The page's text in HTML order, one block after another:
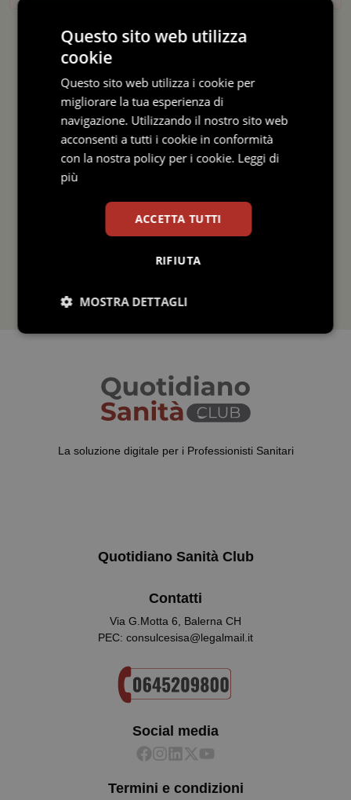
La soluzione digitale per i Professionisti Sanitari
Quotidiano Sanità Club
Contatti
Via G.Motta 6, Balerna CH
PEC: consulcesisa@legalmail.it
Social media
Termini e condizioni
Questo sito web utilizza
cookie
Questo sito web utilizza i cookie per
migliorare la tua esperienza di
navigazione. Utilizzando il nostro sito web
acconsenti a tutti i cookie in conformità
con la nostra policy per i cookie. Leggi di
più
ACCETTA TUTTI
RIFIUTA
MOSTRA DETTAGLI
Necessari Statistici Marketing
Preferenze
I cookie necessari contribuiscono a rendere fruibile il
protette del sito. Il sito web non è in grado di
Nome
Fornitore / Dominio